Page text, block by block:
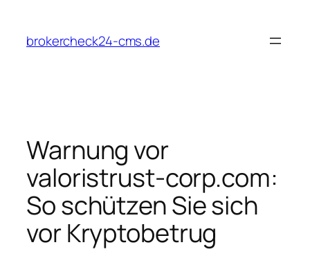
springen
brokercheck24-cms.de
Warnung vor
valoristrust-corp.com:
So schützen Sie sich
vor Kryptobetrug